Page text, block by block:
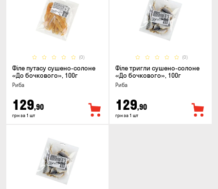
(0)
Філе путасу сушено-солоне
«До бочкового», 100г
Риба
129,90
грн за 1 шт
(0)
Філе тригли сушено-солоне
«До бочкового», 100г
Риба
129,90
грн за 1 шт